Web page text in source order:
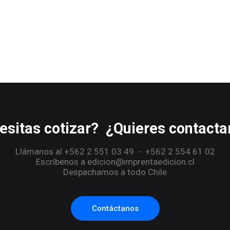
cotizar? ¿Quieres
Llámanos al +562 2 551 03 49 - +562 2 554 61 02
Escríbenos a edicion@imprentaedicion.cl
Despachamos a todo Chile
Contáctanos